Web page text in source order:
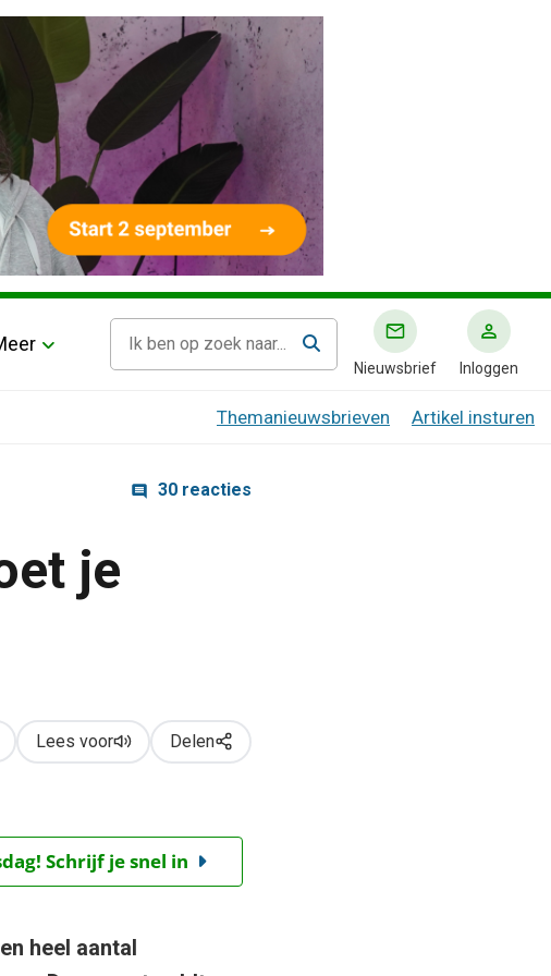
Nieuwsbrief Inloggen
Themanieuwsbrieven Artikel insturen
30 reacties
je
Lees voor Delen
Schrijf je snel in
heel aantal